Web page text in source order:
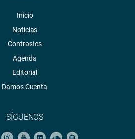
Inicio
Noticias
Contrastes
Agenda
Editorial
Damos Cuenta
SÍGUENOS